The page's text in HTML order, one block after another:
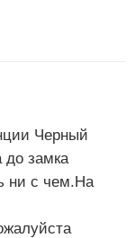
Черный
до замка
ни с чем.На